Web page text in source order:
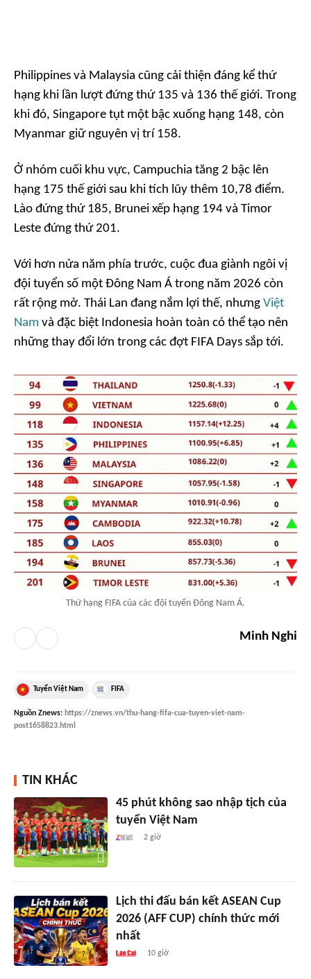
Philippines và Malaysia cũng cải thiện đáng kể thứ
hạng khi lần lượt đứng thứ 135 và 136 thế giới. Trong
khi đó, Singapore tụt một bậc xuống hạng 148, còn
Myanmar giữ nguyên vị trí 158.
Ở nhóm cuối khu vực, Campuchia tăng 2 bậc lên
hạng 175 thế giới sau khi tích lũy thêm 10,78 điểm.
Lào đứng thứ 185, Brunei xếp hạng 194 và Timor
Leste đứng thứ 201.
Với hơn nửa năm phía trước, cuộc đua giành ngôi vị
đội tuyển số một Đông Nam Á trong năm 2026 còn
rất rộng mở. Thái Lan đang nắm lợi thế, nhưng Việt
Nam và đặc biệt Indonesia hoàn toàn có thể tạo nên
những thay đổi lớn trong các đợt FIFA Days sắp tới.
Thứ hạng FIFA của các đội tuyển Đông Nam Á.
Minh Nghi
Tuyển Việt Nam FIFA
Nguồn Znews: https://znews.vn/thu-hang-fifa-cua-tuyen-viet-nam-
post1658823.html
TIN KHÁC
45 phút không sao nhập tịch của
tuyển Việt Nam
2 giờ
Lịch thi đấu bán kết ASEAN Cup
2026 (AFF CUP) chính thức mới
nhất
10 giờ